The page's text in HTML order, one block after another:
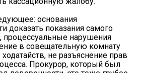
основания
доказать показания самого
процессуальные нарушения
в совещательную комнату
не разъяснение прав
Прокурор, который был